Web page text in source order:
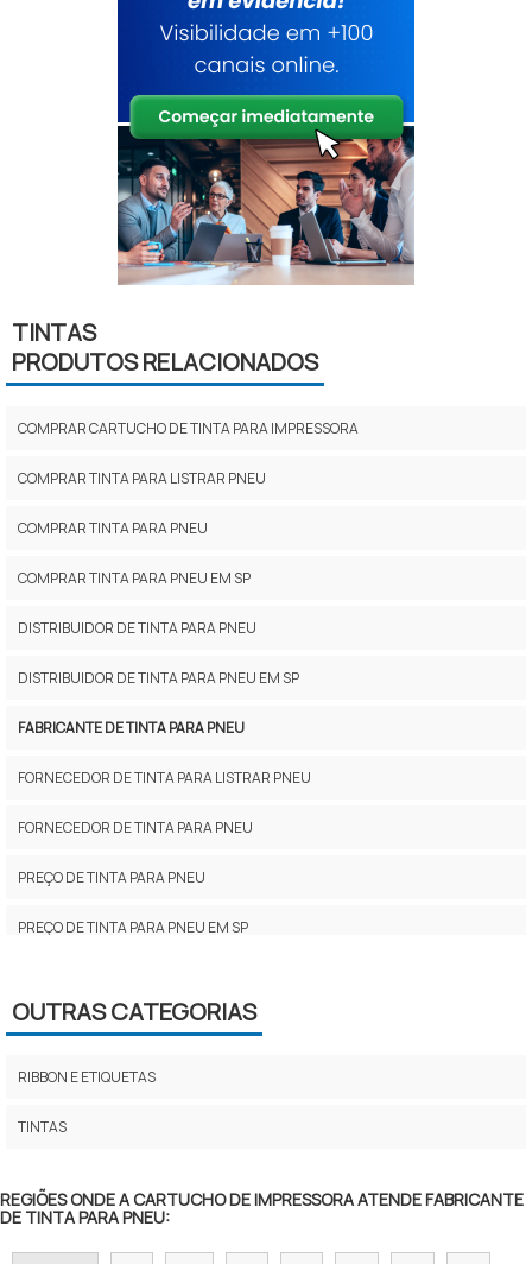
TINTAS
PRODUTOS RELACIONADOS
COMPRAR CARTUCHO DE TINTA PARA IMPRESSORA
COMPRAR TINTA PARA LISTRAR PNEU
COMPRAR TINTA PARA PNEU
COMPRAR TINTA PARA PNEU EM SP
DISTRIBUIDOR DE TINTA PARA PNEU
DISTRIBUIDOR DE TINTA PARA PNEU EM SP
FABRICANTE DE TINTA PARA PNEU
FORNECEDOR DE TINTA PARA LISTRAR PNEU
FORNECEDOR DE TINTA PARA PNEU
PREÇO DE TINTA PARA PNEU
PREÇO DE TINTA PARA PNEU EM SP
TINTA INKJET EPSON
TINTA INKJET HP
TINTA LISTRAR FIOS E CABOS
TINTA PARA BANDA DE ROLDAGEM
OUTRAS CATEGORIAS
RIBBON E ETIQUETAS
TINTAS
REGIÕES ONDE A CARTUCHO DE IMPRESSORA ATENDE FABRICANTE
DE TINTA PARA PNEU: